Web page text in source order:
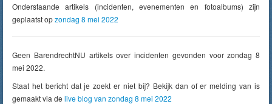
Onderstaande artikels (incidenten, evenementen en fotoalbums) zijn
geplaatst opzondag 8 mei 2022
Geen BarendrechtNU artikels over incidenten gevonden voor zondag 8
mei 2022.
Staat het bericht dat je zoekt er niet bij? Bekijk dan of er melding van is
gemaakt via de live blog van zondag 8 mei 2022